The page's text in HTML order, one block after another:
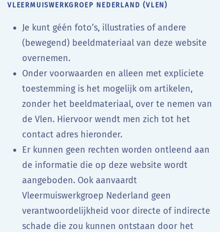
VLEERMUISWERKGROEP NEDERLAND (VLEN)
Je kunt géén foto’s, illustraties of andere
(bewegend) beeldmateriaal van deze website
overnemen.
Onder voorwaarden en alleen met expliciete
toestemming is het mogelijk om artikelen,
zonder het beeldmateriaal, over te nemen van
de Vlen. Hiervoor wendt men zich tot het
contact adres hieronder.
Er kunnen geen rechten worden ontleend aan
de informatie die op deze website wordt
aangeboden. Ook aanvaardt
Vleermuiswerkgroep Nederland geen
verantwoordelijkheid voor directe of indirecte
schade die zou kunnen ontstaan door het